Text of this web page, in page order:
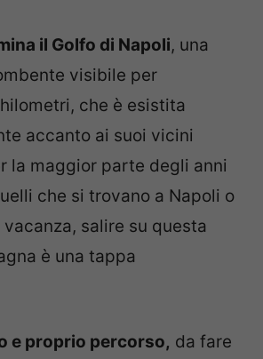
il Golfo di Napoli, una
visibile per
che è esistita
accanto ai suoi vicini
la maggior parte degli anni
che si trovano a Napoli o
salire su questa
è una tappa
e proprio percorso, da fare